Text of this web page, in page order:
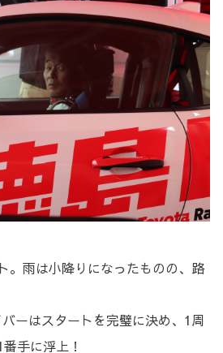
。雨は小降りになったものの、路
ーはスタートを完璧に決め、1周
手に浮上！